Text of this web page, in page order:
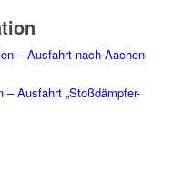
– Ausfahrt nach Aachen
– Ausfahrt „Stoßdämpfer-